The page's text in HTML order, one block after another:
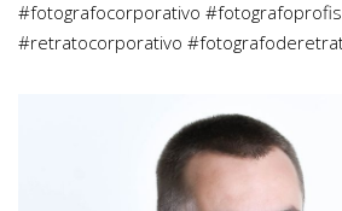
#fotografocorporativo
#retratocorporativo